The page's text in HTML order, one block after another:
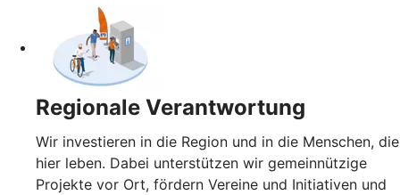
Regionale Verantwortung
Wir investieren in die Region und in die Menschen, die
hier leben. Dabei unterstützen wir gemeinnützige
Projekte vor Ort, fördern Vereine und Initiativen und